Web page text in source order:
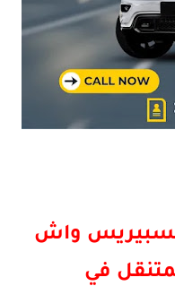
واش
في